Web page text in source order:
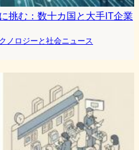
挑む：数十カ国と大手IT企業
ノロジーと社会ニュース